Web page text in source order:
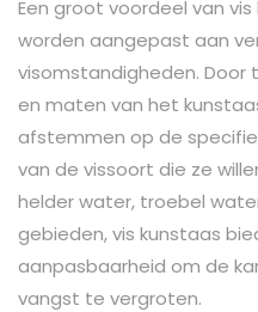
Een groot voordeel van
worden aangepast aan
visomstandigheden. Door
en maten van het
afstemmen op de
van de vissoort die ze
helder water, troebel
gebieden, vis kunstaas
aanpasbaarheid om de
vangst te vergroten.